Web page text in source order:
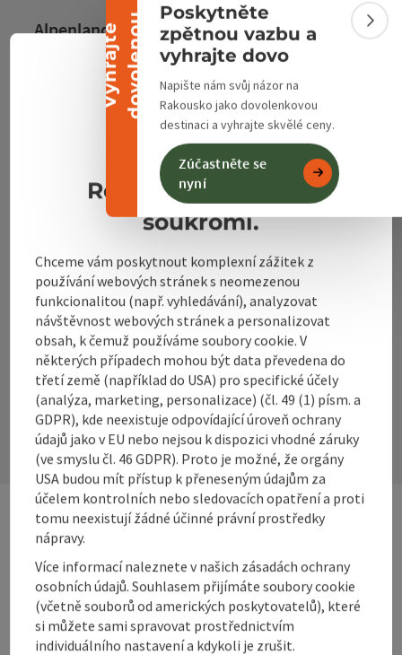
V
y
h
r
a
j
t
e
d
o
v
o
l
e
n
ou
Sbalit banner
Poskytněte
zpětnou vazbu a
vyhrajte dovo
Napište nám svůj názor na
Rakousko jako dovolenkovou
destinaci a vyhrajte skvělé ceny.
Zúčastněte se
nyní
Alpenland Tourismus GmbH
Bahnhofstraße 2
4580 Windischgarsten
info@360alpenland.com
InstagramFacebookYouTube
Kontaktní formulář
Webové stránky
Služby
Prohlášení o ochraně osobních údajů
Impressum
Respektujeme vaše
soukromí.
Chceme vám poskytnout komplexní zážitek z
používání webových stránek s neomezenou
funkcionalitou (např. vyhledávání), analyzovat
návštěvnost webových stránek a personalizovat
obsah, k čemuž používáme soubory cookie. V
některých případech mohou být data převedena do
třetí země (například do USA) pro specifické účely
(analýza, marketing, personalizace) (čl. 49 (1) písm. a
GDPR), kde neexistuje odpovídající úroveň ochrany
údajů jako v EU nebo nejsou k dispozici vhodné záruky
(ve smyslu čl. 46 GDPR). Proto je možné, že orgány
USA budou mít přístup k přeneseným údajům za
účelem kontrolních nebo sledovacích opatření a proti
tomu neexistují žádné účinné právní prostředky
nápravy.
Více informací naleznete v našich zásadách ochrany
osobních údajů. Souhlasem přijímáte soubory cookie
(včetně souborů od amerických poskytovatelů), které
si můžete sami spravovat prostřednictvím
individuálního nastavení a kdykoli je zrušit.